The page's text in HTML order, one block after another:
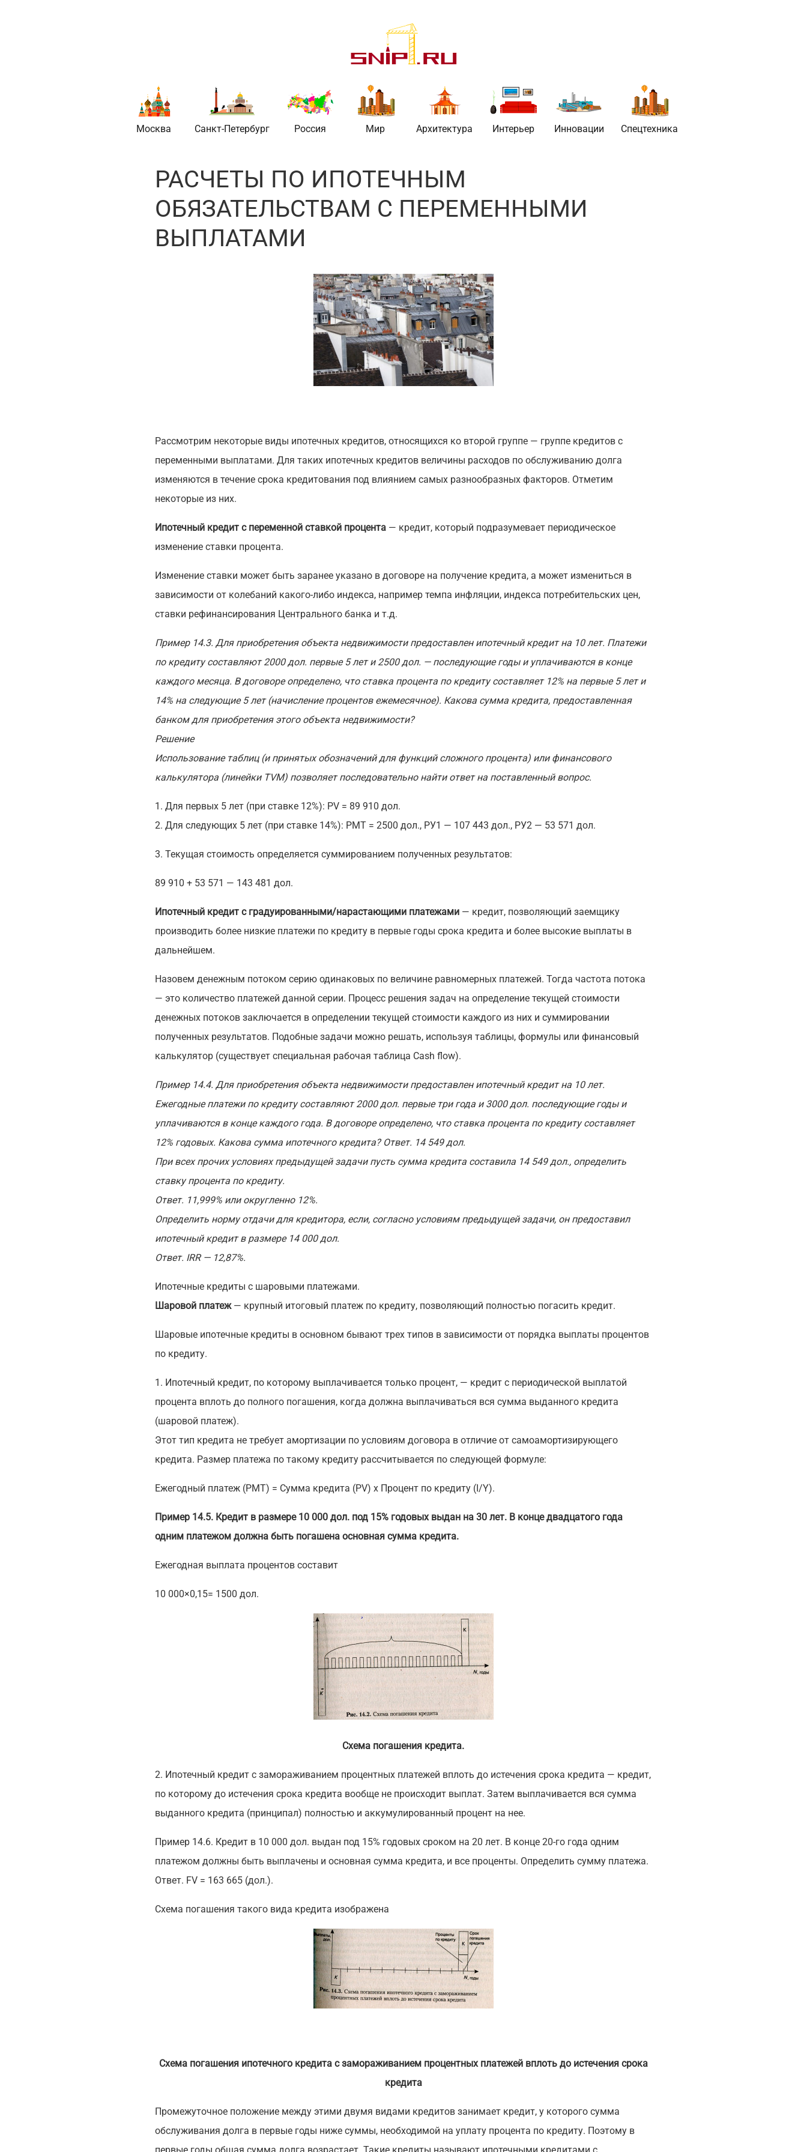
Недвижимость
Москва Санкт-Петербург Россия Мир Архитектура Интерьер Инновации Спецтехника
РАСЧЕТЫ ПО ИПОТЕЧНЫМ
ОБЯЗАТЕЛЬСТВАМ С ПЕРЕМЕННЫМИ
ВЫПЛАТАМИ
Рассмотрим некоторые виды ипотечных кредитов, относящихся ко второй группе — группе кредитов с
переменными выплатами. Для таких ипотечных кредитов величины расходов по обслуживанию долга
изменяются в течение срока кредитования под влиянием самых разнообразных факторов. Отметим
некоторые из них.
Ипотечный кредит с переменной ставкой процента— кредит, который подразумевает периодическое
изменение ставки процента.
Изменение ставки может быть заранее указано в договоре на получение кредита, а может измениться в
зависимости от колебаний какого-либо индекса, например темпа инфляции, индекса потребительских цен,
ставки рефинансирования Центрального банка и т.д.
Пример 14.3. Для приобретения объекта недвижимости предоставлен ипотечный кредит на 10 лет. Платежи
по кредиту составляют 2000 дол. первые 5 лет и 2500 дол. — последующие годы и уплачиваются в конце
каждого месяца. В договоре определено, что ставка процента по кредиту составляет 12% на первые 5 лет и
14% на следующие 5 лет (начисление процентов ежемесячное). Какова сумма кредита, предоставленная
банком для приобретения этого объекта недвижимости?
Решение
Использование таблиц (и принятых обозначений для функций сложного процента) или финансового
калькулятора (линейки TVM) позволяет последовательно найти ответ на поставленный вопрос.
1. Для первых 5 лет (при ставке 12%): PV = 89 910 дол.
2. Для следующих 5 лет (при ставке 14%): РМТ = 2500 дол., РУ1 — 107 443 дол., РУ2 — 53 571 дол.
3. Текущая стоимость определяется суммированием полученных результатов:
89 910 + 53 571 — 143 481 дол.
Ипотечный кредит с градуированными/нарастающими платежами— кредит, позволяющий заемщику
производить более низкие платежи по кредиту в первые годы срока кредита и более высокие выплаты в
дальнейшем.
Назовем денежным потоком серию одинаковых по величине равномерных платежей. Тогда частота потока
— это количество платежей данной серии. Процесс решения задач на определение текущей стоимости
денежных потоков заключается в определении текущей стоимости каждого из них и суммировании
полученных результатов. Подобные задачи можно решать, используя таблицы, формулы или финансовый
калькулятор (существует специальная рабочая таблица Cash flow).
Пример 14.4. Для приобретения объекта недвижимости предоставлен ипотечный кредит на 10 лет.
Ежегодные платежи по кредиту составляют 2000 дол. первые три года и 3000 дол. последующие годы и
уплачиваются в конце каждого года. В договоре определено, что ставка процента по кредиту составляет
12% годовых. Какова сумма ипотечного кредита? Ответ. 14 549 дол.
При всех прочих условиях предыдущей задачи пусть сумма кредита составила 14 549 дол., определить
ставку процента по кредиту.
Ответ. 11,999% или округленно 12%.
Определить норму отдачи для кредитора, если, согласно условиям предыдущей задачи, он предоставил
ипотечный кредит в размере 14 000 дол.
Ответ. IRR — 12,87%.
Ипотечные кредиты с шаровыми платежами.
Шаровой платеж— крупный итоговый платеж по кредиту, позволяющий полностью погасить кредит.
Шаровые ипотечные кредиты в основном бывают трех типов в зависимости от порядка выплаты процентов
по кредиту.
1. Ипотечный кредит, по которому выплачивается только процент, — кредит с периодической выплатой
процента вплоть до полного погашения, когда должна выплачиваться вся сумма выданного кредита
(шаровой платеж).
Этот тип кредита не требует амортизации по условиям договора в отличие от самоамортизирующего
кредита. Размер платежа по такому кредиту рассчитывается по следующей формуле:
Ежегодный платеж (РМТ) = Сумма кредита (PV) х Процент по кредиту (I/Y).
Пример 14.5. Кредит в размере 10 000 дол. под 15% годовых выдан на 30 лет. В конце двадцатого года
одним платежом должна быть погашена основная сумма кредита.
Ежегодная выплата процентов составит
10 000×0,15= 1500 дол.
Схема погашения кредита.
2. Ипотечный кредит с замораживанием процентных платежей вплоть до истечения срока кредита — кредит,
по которому до истечения срока кредита вообще не происходит выплат. Затем выплачивается вся сумма
выданного кредита (принципал) полностью и аккумулированный процент на нее.
Пример 14.6. Кредит в 10 000 дол. выдан под 15% годовых сроком на 20 лет. В конце 20-го года одним
платежом должны быть выплачены и основная сумма кредита, и все проценты. Определить сумму платежа.
Ответ. FV = 163 665 (дол.).
Схема погашения такого вида кредита изображена
Схема погашения ипотечного кредита с замораживанием процентных платежей вплоть до истечения срока
кредита
Промежуточное положение между этими двумя видами кредитов занимает кредит, у которого сумма
обслуживания долга в первые годы ниже суммы, необходимой на уплату процента по кредиту. Поэтому в